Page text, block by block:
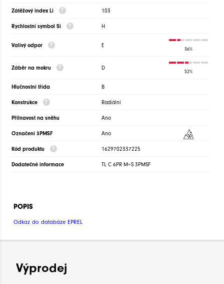
Zátěžový index Li 103
Rychlostní symbol Si H
Valivý odpor E
36%
Záběr na mokru D
52%
Hlučnostní třída B
Konstrukce Radiální
Přilnavost na sněhu Ano
Označení 3PMSF Ano
Kód produktu 1629702337225
Dodatečné informace TL C 6PR M+S 3PMSF
POPIS
Odkaz do databáze EPREL
Výprodej